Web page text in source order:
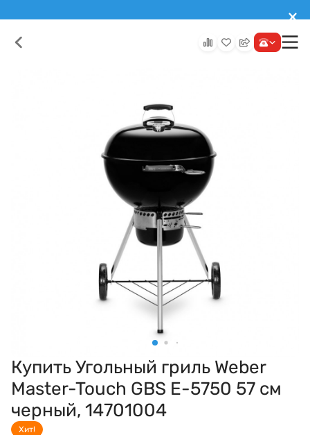
Купить Угольный гриль Weber
Master-Touch GBS E-5750 57 см
черный, 14701004
Хит!